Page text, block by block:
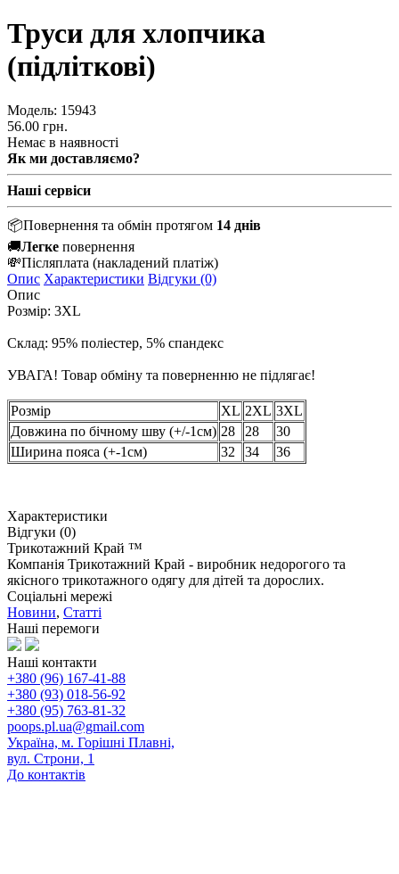
Труси для хлопчика
(підліткові)
Модель: 15943
56.00 грн.
Немає в наявності
Як ми доставляємо?
Наші сервіси
📦Повернення та обмін протягом 14 днів
🚚Легке повернення
💸Післяплата (накладений платіж)
Опис Характеристики Відгуки (0)
Опис
Розмір: 3XL
Склад: 95% поліестер, 5% спандекс
УВАГА! Товар обміну та поверненню не підлягає!
Розмір XL 2XL 3XL
Довжина по бічному шву (+/-1см) 28 28
30
Ширина пояса (+-1см)
32 34 36
Характеристики
Відгуки (0)
Трикотажний Край ™
Компанія Трикотажний Край - виробник недорогого та
якісного трикотажного одягу для дітей та дорослих.
Соціальні мережі
Новини, Статті
Наші перемоги
Наші контакти
+380 (96) 167-41-88
+380 (93) 018-56-92
+380 (95) 763-81-32
poops.pl.ua@gmail.com
Україна, м. Горішні Плавні,
вул. Строни, 1
До контактів